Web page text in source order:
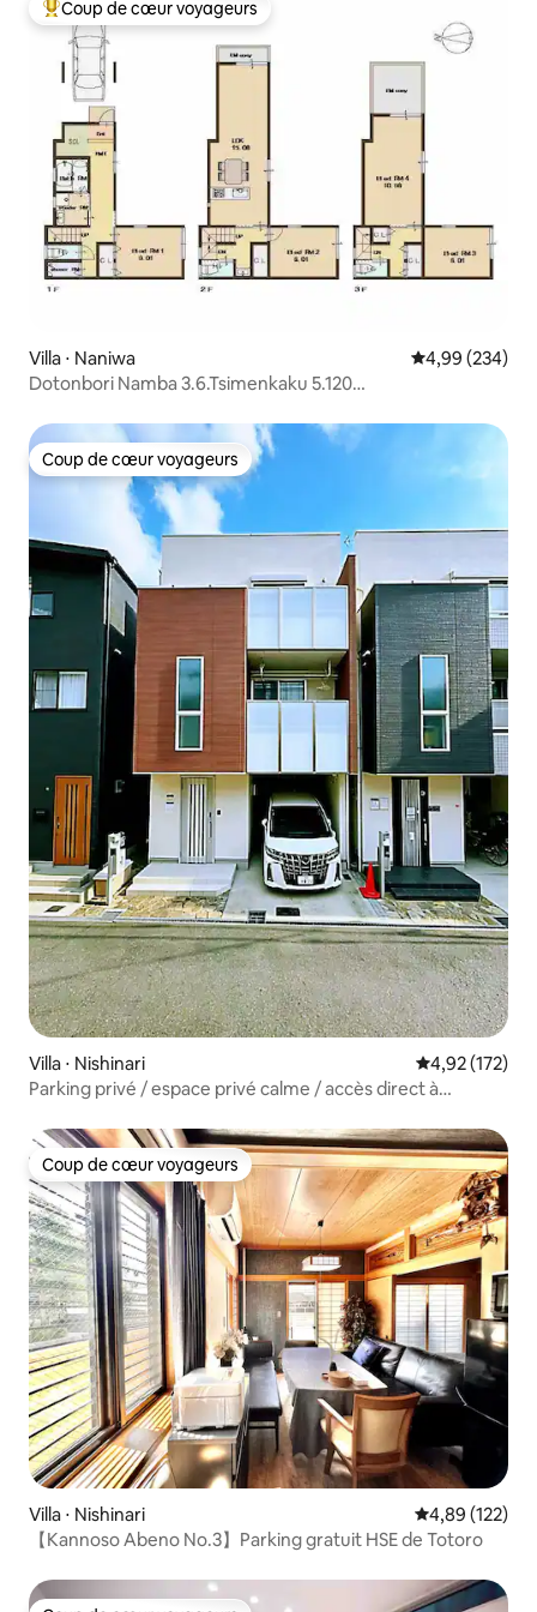
Coups de cœur voyageurs les plus appréciés
Coup de cœur voyageurs
Villa ⋅ Naniwa Évaluation
4,99 (234)
Dotonbori Namba 3.6.Tsimenkaku 5.120
Coup de cœur voyageurs
Coup de cœur voyageurs
Villa ⋅ Nishinari Évaluation
4,92 (172)
Parking privé / espace privé calme / accès direct à
(Shinsaibashi)
Coup de cœur voyageurs
Coup de cœur voyageurs
Villa ⋅ Nishinari Évaluation
4,89 (122)
【Kannoso Abeno No.3】Parking gratuit HSE de Totoro